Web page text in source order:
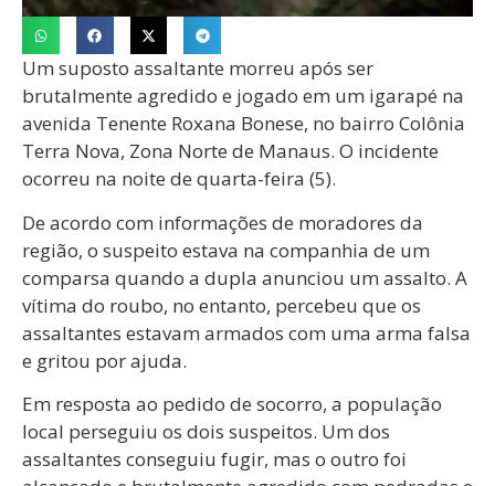
Um suposto assaltante morreu após ser
brutalmente agredido e jogado em um igarapé na
avenida Tenente Roxana Bonese, no bairro Colônia
Terra Nova, Zona Norte de Manaus. O incidente
ocorreu na noite de quarta-feira (5).
De acordo com informações de moradores da
região, o suspeito estava na companhia de um
comparsa quando a dupla anunciou um assalto. A
vítima do roubo, no entanto, percebeu que os
assaltantes estavam armados com uma arma falsa
e gritou por ajuda.
Em resposta ao pedido de socorro, a população
local perseguiu os dois suspeitos. Um dos
assaltantes conseguiu fugir, mas o outro foi